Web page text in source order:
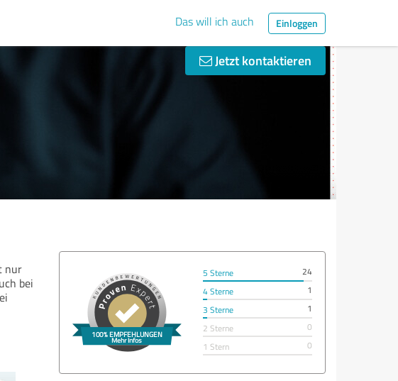
Das will ich auch Einloggen
Jetzt kontaktieren
nur
bei
5 Sterne
24
4 Sterne
1
3 Sterne
1
2 Sterne
0
1 Stern
0